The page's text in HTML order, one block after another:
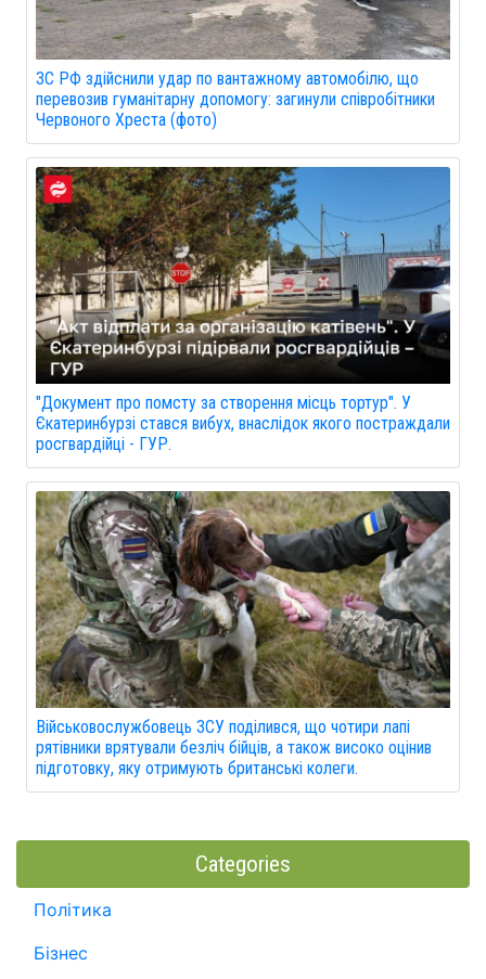
ЗС РФ здійснили удар по вантажному автомобілю, що
перевозив гуманітарну допомогу: загинули співробітники
Червоного Хреста (фото)
"Документ про помсту за створення місць тортур". У
Єкатеринбурзі стався вибух, внаслідок якого постраждали
росгвардійці - ГУР.
Військовослужбовець ЗСУ поділився, що чотири лапі
рятівники врятували безліч бійців, а також високо оцінив
підготовку, яку отримують британські колеги.
Categories
Політика
Бізнес